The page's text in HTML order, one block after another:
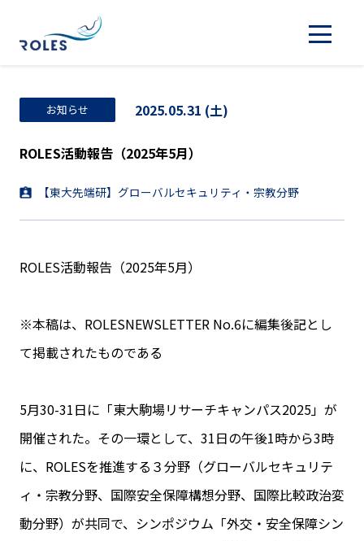
お知らせ 2025.05.31 (土)
ROLES活動報告（2025年5月）
【東大先端研】グローバルセキュリティ・宗教分野
ROLES活動報告（2025年5月）
※本稿は、ROLESNEWSLETTER No.6に編集後記とし
て掲載されたものである
5月30-31日に「東大駒場リサーチキャンパス2025」が
開催された。その一環として、31日の午後1時から3時
に、ROLESを推進する３分野（グローバルセキュリテ
ィ・宗教分野、国際安全保障構想分野、国際比較政治変
動分野）が共同で、シンポジウム「外交・安全保障シン